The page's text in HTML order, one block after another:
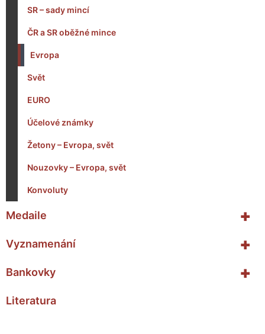
SR – sady mincí
ČR a SR oběžné mince
Evropa
Svět
EURO
Účelové známky
Žetony – Evropa, svět
Nouzovky – Evropa, svět
Konvoluty
+
Medaile
+
Vyznamenání
+
Bankovky
Literatura